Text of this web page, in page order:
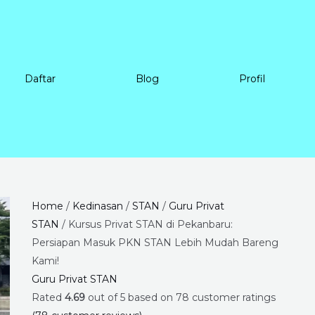
Daftar Blog Profil
Home / Kedinasan / STAN / Guru Privat
STAN / Kursus Privat STAN di Pekanbaru:
Persiapan Masuk PKN STAN Lebih Mudah Bareng
Kami!
Guru Privat STAN
Rated 4.69out of 5 based on 78 customer ratings
Price
range:
Rp6.720.000
Kursus
Privat
STAN
di
Pekanbaru:
Persiapan